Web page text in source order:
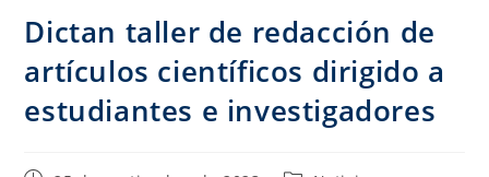
Dictan taller de redacción de
artículos científicos dirigido a
estudiantes e investigadores